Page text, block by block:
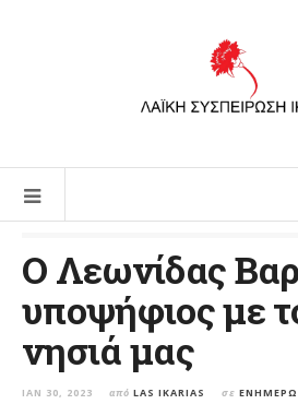
Ο Λεωνίδας
υποψήφιος με
νησιά μας
ΙΑΝ 30, 2023 από LAS IKARIAS σε